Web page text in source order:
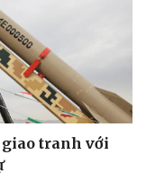
tranh với